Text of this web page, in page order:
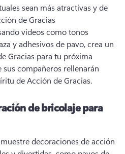
sean más atractivas y de
de Gracias
vídeos como tonos
y adhesivos de pavo, crea un
Gracias para tu próxima
sus compañeros rellenarán
de Acción de Gracias.
de bricolaje para
decoraciones de acción